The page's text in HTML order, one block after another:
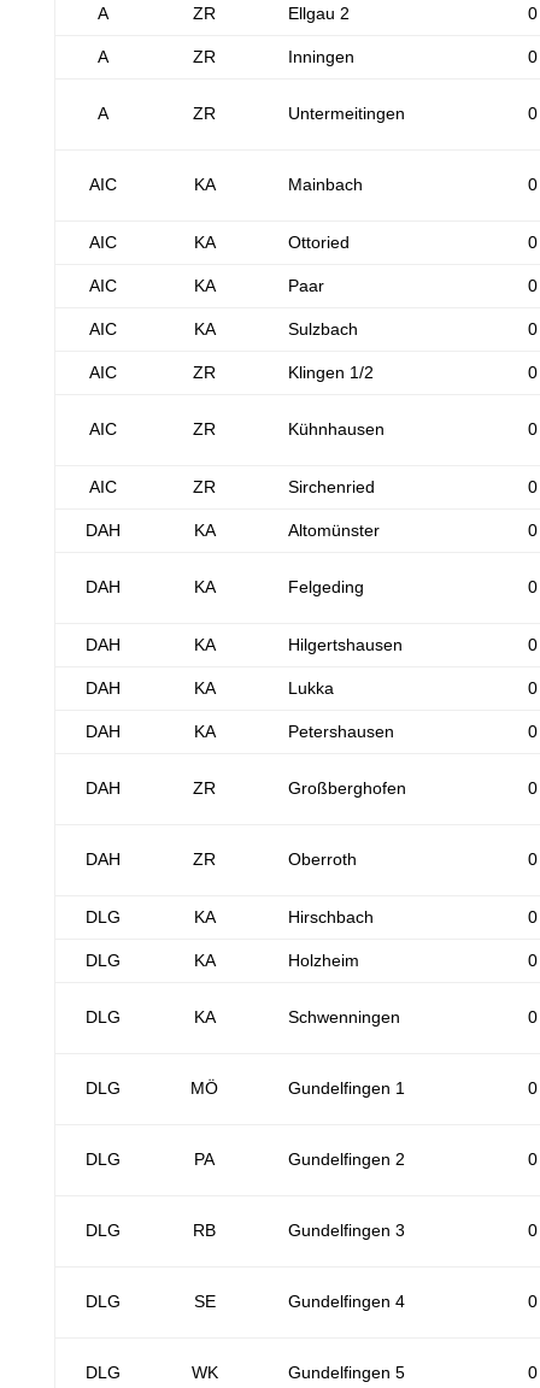
A ZR Ellgau 2 0
A ZR Inningen 0
A ZR Untermeitingen 0
AIC KA Mainbach 0
AIC KA Ottoried 0
AIC KA Paar 0
AIC KA Sulzbach 0
AIC ZR Klingen 1/2 0
AIC ZR Kühnhausen 0
AIC ZR Sirchenried 0
DAH KA Altomünster 0
DAH KA Felgeding 0
DAH KA Hilgertshausen 0
DAH KA Lukka 0
DAH KA Petershausen 0
DAH ZR Großberghofen 0
DAH ZR Oberroth 0
DLG KA Hirschbach 0
DLG KA Holzheim 0
DLG KA Schwenningen 0
DLG MÖ Gundelfingen 1 0
DLG PA Gundelfingen 2 0
DLG RB Gundelfingen 3 0
DLG SE Gundelfingen 4 0
DLG WK Gundelfingen 5 0